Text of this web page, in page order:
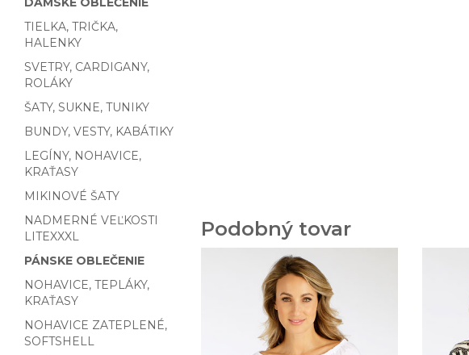
TIELKA, TRIČKA,
HALENKY
SVETRY, CARDIGANY,
ROLÁKY
ŠATY, SUKNE, TUNIKY
BUNDY, VESTY, KABÁTIKY
LEGÍNY, NOHAVICE,
KRAŤASY
MIKINOVÉ ŠATY
NADMERNÉ VEĽKOSTI
LITEXXXL
PÁNSKE OBLEČENIE
NOHAVICE, TEPLÁKY,
KRAŤASY
NOHAVICE ZATEPLENÉ,
SOFTSHELL
Podobný tovar